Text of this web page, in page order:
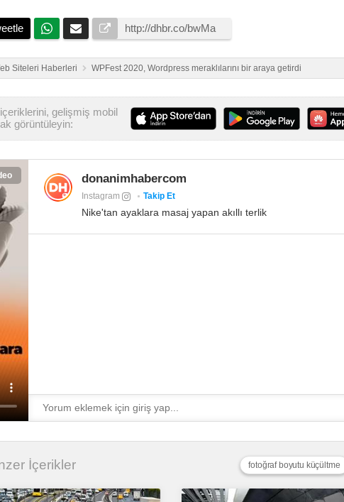
Siteleri Haberleri WPFest 2020, Wordpress meraklılarını bir araya getirdi
gelişmiş mobil
görüntüleyin:
donanimhabercom
Instagram Takip Et
Nike'tan ayaklara masaj yapan akıllı terlik
İçerikler fotoğraf boyutu küçültme